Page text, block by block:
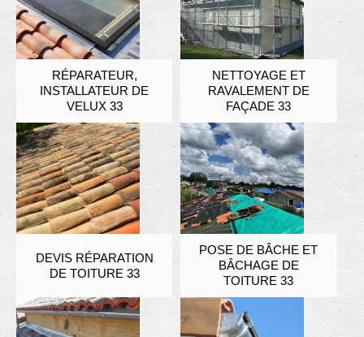
RÉPARATEUR,
INSTALLATEUR DE
VELUX 33
NETTOYAGE ET
RAVALEMENT DE
FAÇADE 33
DEVIS RÉPARATION
DE TOITURE 33
POSE DE BÂCHE ET
BÂCHAGE DE
TOITURE 33